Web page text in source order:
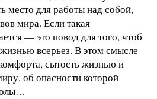
место для работы над собой,
мира. Если такая
— это повод для того, чтоб
всерьез. В этом смысле
сытость жизнью и
об опасности которой